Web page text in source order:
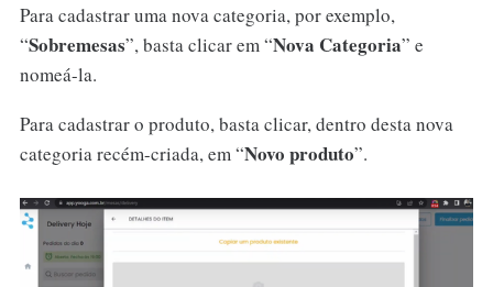
Para cadastrar uma nova categoria, por exemplo,
“Sobremesas”, basta clicar em “Nova Categoria” e
nomeá-la.
Para cadastrar o produto, basta clicar, dentro desta nova
categoria recém-criada, em “Novo produto”.